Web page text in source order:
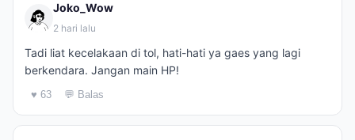
Joko_Wow
2 hari lalu
Tadi liat kecelakaan di tol, hati-hati ya gaes yang lagi
berkendara. Jangan main HP!
♥ 63 💬 Balas